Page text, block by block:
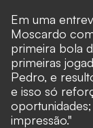
Em uma
Moscardo
primeira bola
primeiras
Pedro, e
e isso só
impressão."